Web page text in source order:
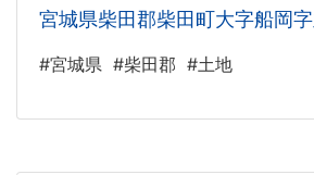
宮城県柴田郡柴田町大字船岡
#宮城県 #柴田郡 #土地